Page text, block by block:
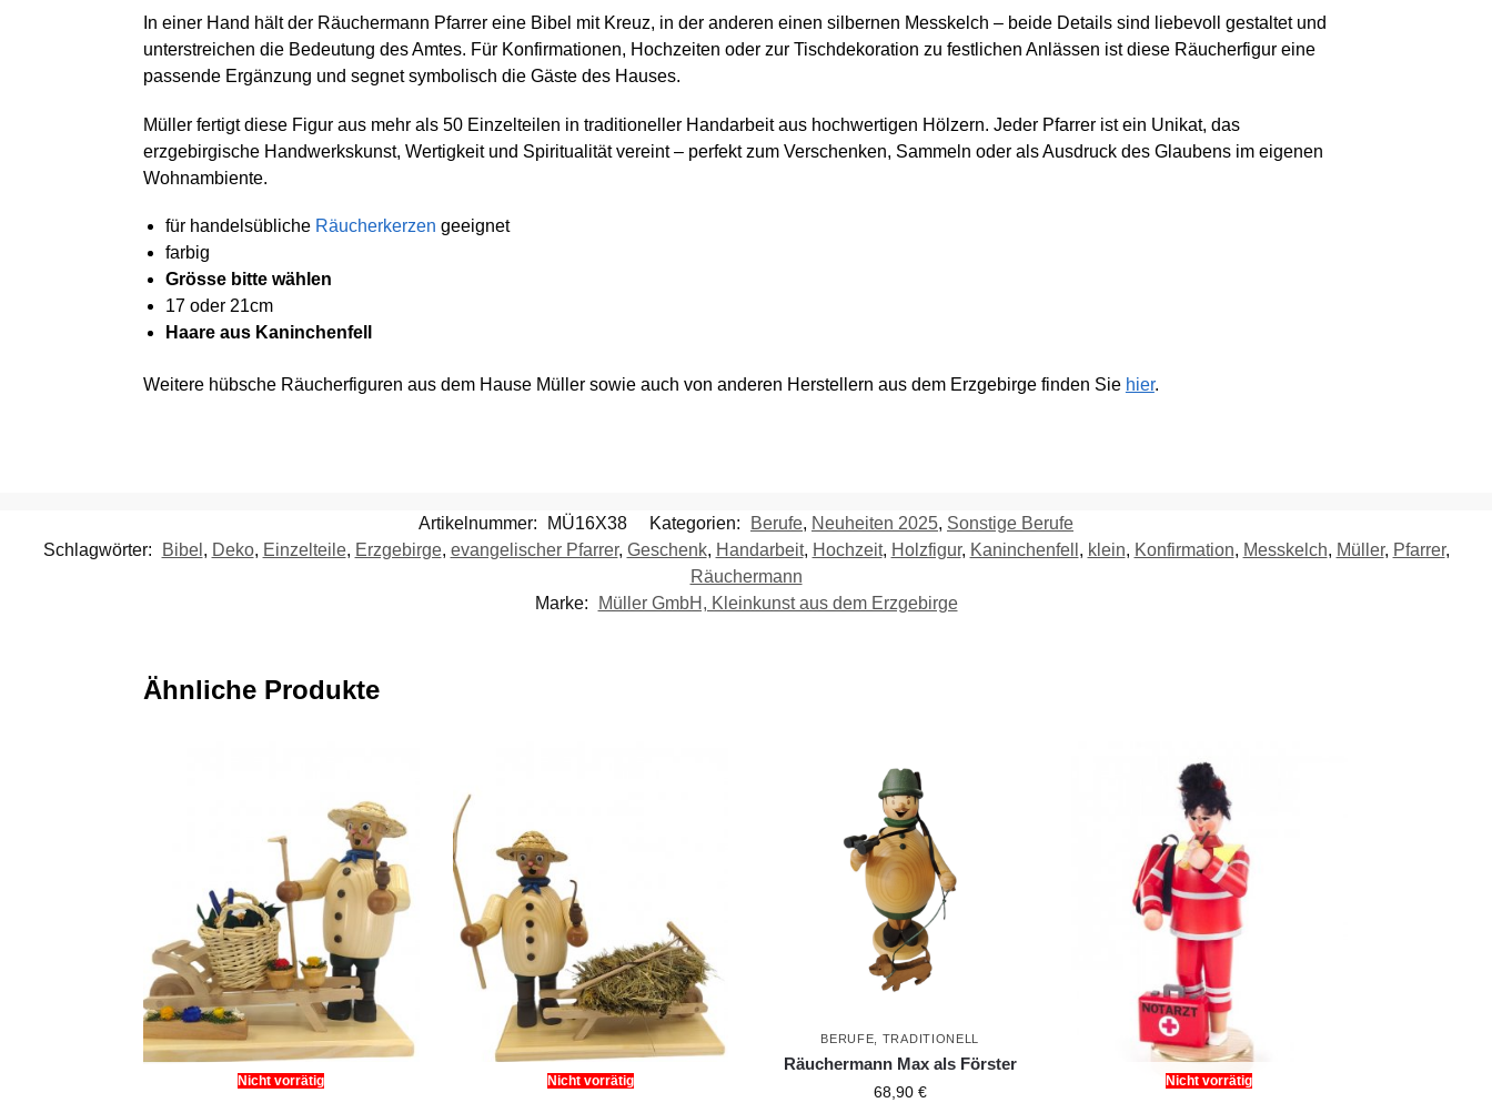
In einer Hand hält der Räuchermann Pfarrer eine Bibel mit Kreuz, in der anderen einen silbernen Messkelch – beide Details sind liebevoll gestaltet und
unterstreichen die Bedeutung des Amtes. Für Konfirmationen, Hochzeiten oder zur Tischdekoration zu festlichen Anlässen ist diese Räucherfigur eine
passende Ergänzung und segnet symbolisch die Gäste des Hauses.
Müller fertigt diese Figur aus mehr als 50 Einzelteilen in traditioneller Handarbeit aus hochwertigen Hölzern. Jeder Pfarrer ist ein Unikat, das
erzgebirgische Handwerkskunst, Wertigkeit und Spiritualität vereint – perfekt zum Verschenken, Sammeln oder als Ausdruck des Glaubens im eigenen
Wohnambiente.
für handelsübliche Räucherkerzen geeignet
farbig
Grösse bitte wählen
17 oder 21cm
Haare aus Kaninchenfell
Weitere hübsche Räucherfiguren aus dem Hause Müller sowie auch von anderen Herstellern aus dem Erzgebirge finden Sie hier.
Artikelnummer: MÜ16X38 Kategorien: Berufe, Neuheiten 2025, Sonstige Berufe
Schlagwörter:
Bibel , Deko, Einzelteile, Erzgebirge, evangelischer Pfarrer, Geschenk, Handarbeit, Hochzeit, Holzfigur, Kaninchenfell , klein, Konfirmation, Messkelch, Müller, Pfarrer,
Räuchermann
Marke:
Müller GmbH, Kleinkunst aus dem Erzgebirge
Ähnliche Produkte
Nicht vorrätig Nicht vorrätig
BERUFE TRADITIONELL
Räuchermann Max als Förster
68,90 €
Nicht vorrätig